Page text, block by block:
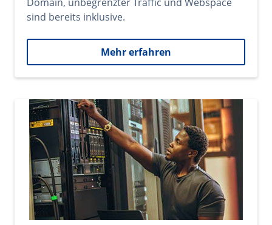
sind bereits inklusive.
Mehr erfahren